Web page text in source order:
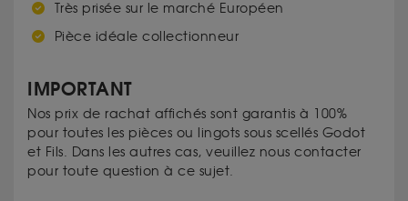
Très prisée sur le marché Européen
Pièce idéale collectionneur
IMPORTANT
Nos prix de rachat affichés sont garantis à 100%
pour toutes les pièces ou lingots sous scellés Godot
et Fils. Dans les autres cas, veuillez nous contacter
pour toute question à ce sujet.